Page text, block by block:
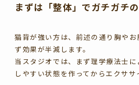
まずは「整体」でガチガチ
猫背が強い方は、前述の通り胸や
ず効果が半減します。
当スタジオでは、まず理学療法士
しやすい状態を作ってからエクサ